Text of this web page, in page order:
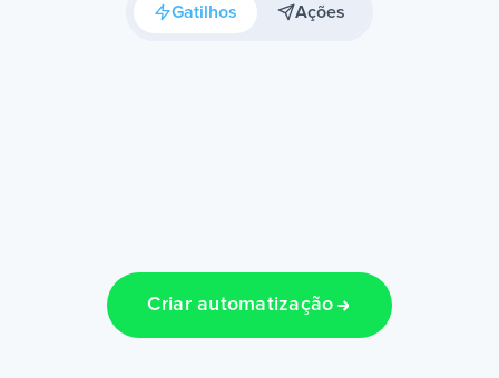
Gatilhos Ações
Criar automatização